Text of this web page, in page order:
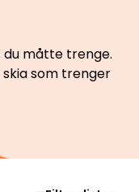
du måtte trenge.
som trenger